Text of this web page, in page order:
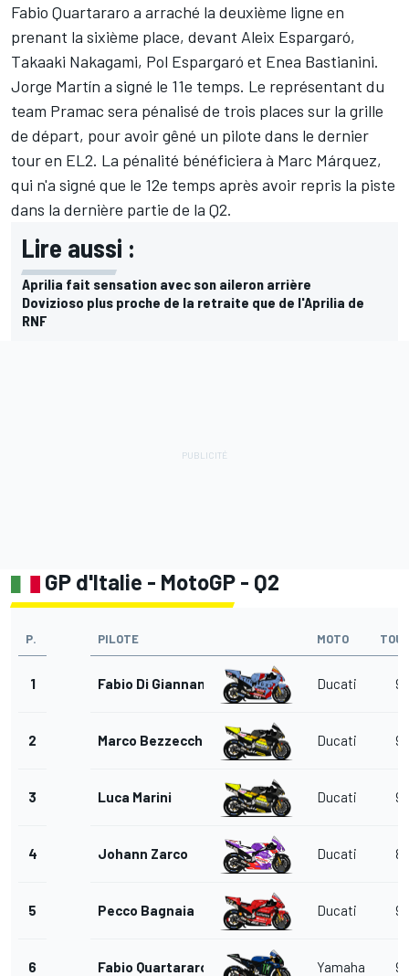
Fabio Quartararo a arraché la deuxième ligne en
prenant la sixième place, devant Aleix Espargaró,
Takaaki Nakagami, Pol Espargaró et Enea Bastianini.
Jorge Martín a signé le 11e temps. Le représentant du
team Pramac sera pénalisé de trois places sur la grille
de départ, pour avoir gêné un pilote dans le dernier
tour en EL2. La pénalité bénéficiera à Marc Márquez,
qui n'a signé que le 12e temps après avoir repris la piste
dans la dernière partie de la Q2.
Lire aussi :
Aprilia fait sensation avec son aileron arrière
Dovizioso plus proche de la retraite que de l'Aprilia de
RNF
GP d'Italie - MotoGP - Q2
P. PILOTE MOTO
1 Fabio Di Giannantonio Ducati 9
2 Marco Bezzecchi Ducati 9
3 Luca Marini Ducati 9
4 Johann Zarco Ducati 8
5 Pecco Bagnaia Ducati 9
6 Fabio Quartararo Yamaha 9